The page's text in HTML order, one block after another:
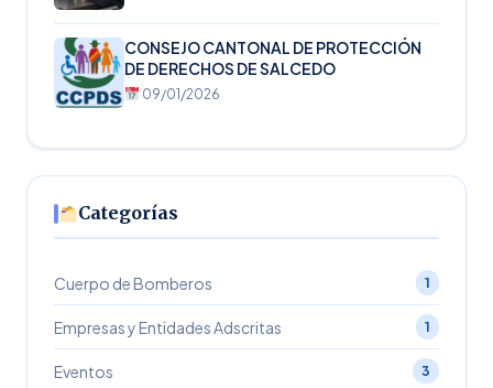
CONSEJO CANTONAL DE PROTECCIÓN
DE DERECHOS DE SALCEDO
09/01/2026
Categorías
Cuerpo de Bomberos 1
Empresas y Entidades Adscritas 1
Eventos 3